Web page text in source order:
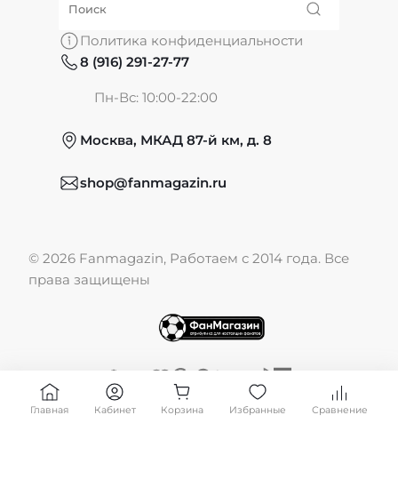
О нас
Обмен и возврат
Публичная оферта
Политика конфиденциальности
8 (916) 291-27-77
Пн-Вс: 10:00-22:00
Москва, МКАД 87-й км, д. 8
shop@fanmagazin.ru
© 2026 Fanmagazin, Работаем с 2014 года. Все
права защищены
Главная Кабинет Корзина Избранные Сравнение